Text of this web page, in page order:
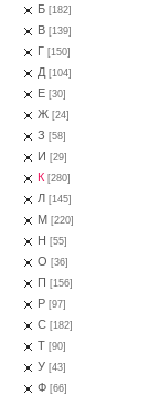
Б [182]
В [139]
Г [150]
Д [104]
Е [30]
Ж [24]
З [58]
И [29]
К [280]
Л [145]
М [220]
Н [55]
О [36]
П [156]
Р [97]
С [182]
Т [90]
У [43]
Ф [66]